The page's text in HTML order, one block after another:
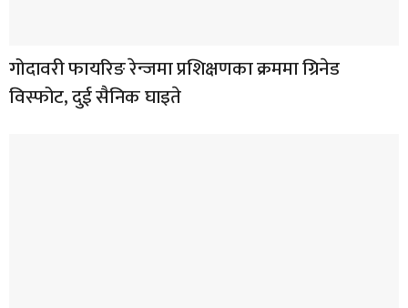
गोदावरी फायरिङ रेन्जमा प्रशिक्षणका क्रममा ग्रिनेड
विस्फोट, दुई सैनिक घाइते